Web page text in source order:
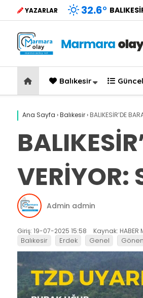
YAZARLAR 32.6°
Balıkesir Güncel
Ana Sayfa ›Balıkesir› BALIKESİR’DE
VERİYOR:
Admin admin
Giriş: 19-07-2025 15:58 Kaynak: HABER
Balıkesir Erdek Genel Gönen